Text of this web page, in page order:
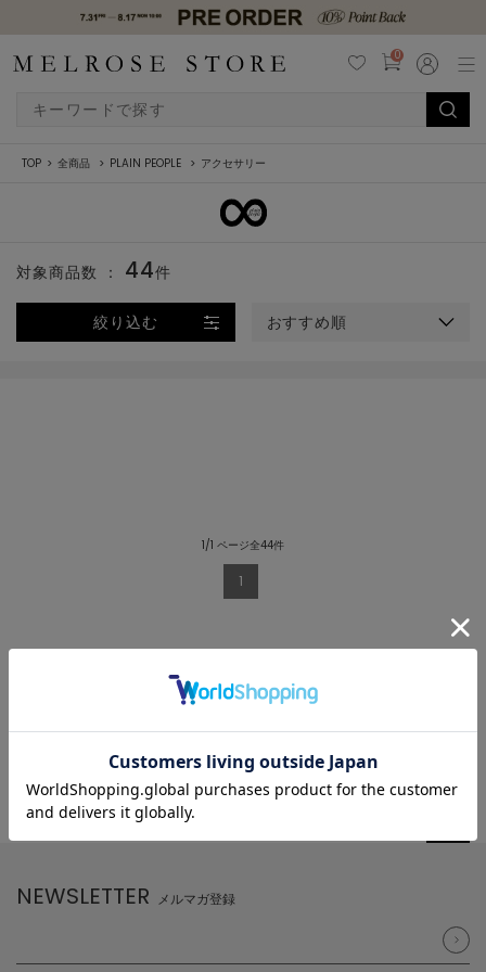
0
TOP 全商品 PLAIN PEOPLE アクセサリー
絞り込む おすすめ順
対象商品数 ： 44件
1/1 ページ全44件
1
NEWSLETTER メルマガ登録